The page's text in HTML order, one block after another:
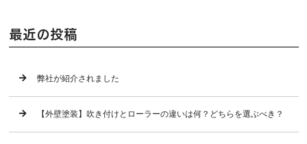
最近の投稿
弊社が紹介されました
【外壁塗装】吹き付けとローラーの違いは何？どちらを選ぶべき？